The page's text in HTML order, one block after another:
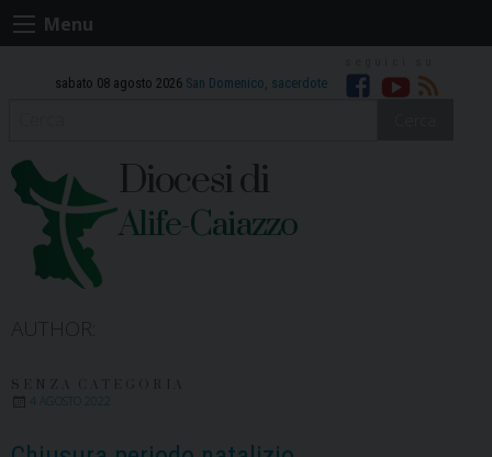
Skip
to
Menu
sabato 08 agosto 2026 San Domenico, sacerdote Facebook
Youtube
RSS
Diocesi di
Alife-Caiazzo
4 AGOSTO 2022